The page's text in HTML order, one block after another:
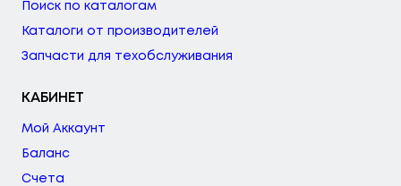
Поиск по каталогам
Каталоги от производителей
Запчасти для техобслуживания
КАБИНЕТ
Мой Аккаунт
Баланс
Счета